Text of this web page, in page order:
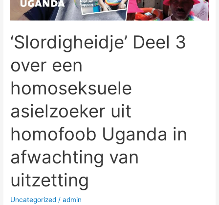
‘Slordigheidje’ Deel 3
over een
homoseksuele
asielzoeker uit
homofoob Uganda in
afwachting van
uitzetting
Uncategorized /admin